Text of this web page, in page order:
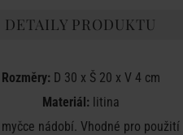
DETAILY PRODUKTU
Rozměry: D 30 x Š 20 x V 4 cm
Materiál: litina
nádobí. Vhodné pro